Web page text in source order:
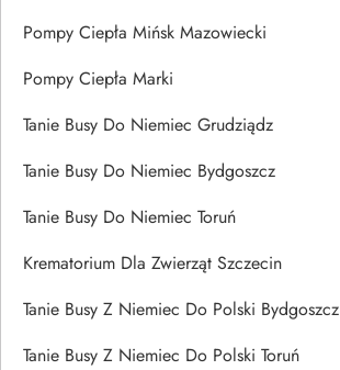
Pompy Ciepła Mińsk Mazowiecki
Pompy Ciepła Marki
Tanie Busy Do Niemiec Grudziądz
Tanie Busy Do Niemiec Bydgoszcz
Tanie Busy Do Niemiec Toruń
Krematorium Dla Zwierząt Szczecin
Tanie Busy Z Niemiec Do Polski Bydgoszcz
Tanie Busy Z Niemiec Do Polski Toruń